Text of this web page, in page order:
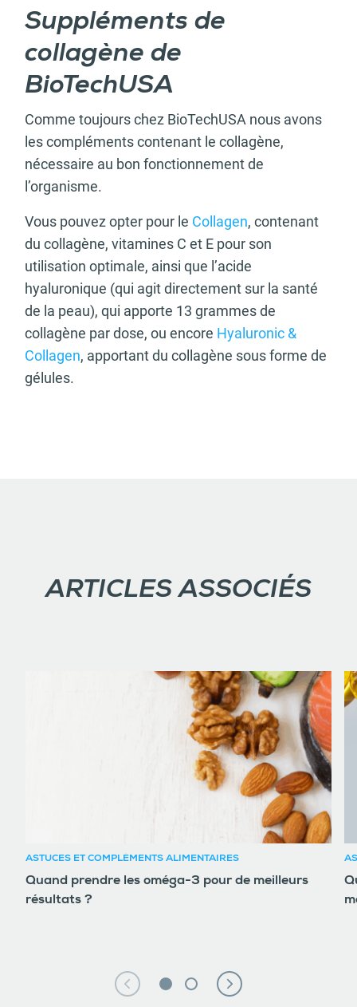
Suppléments de
collagène de
BioTechUSA
Comme toujours chez BioTechUSA nous avons
les compléments contenant le collagène,
nécessaire au bon fonctionnement de
l’organisme.
Vous pouvez opter pour le Collagen, contenant
du collagène, vitamines C et E pour son
utilisation optimale, ainsi que l’acide
hyaluronique (qui agit directement sur la santé
de la peau), qui apporte 13 grammes de
collagène par dose, ou encore Hyaluronic &
Collagen, apportant du collagène sous forme de
gélules.
ARTICLES ASSOCIÉS
ASTUCES ET COMPLÉMENTS ALIMENTAIRES
Quand prendre les oméga-3 pour de meilleurs
résultats ?